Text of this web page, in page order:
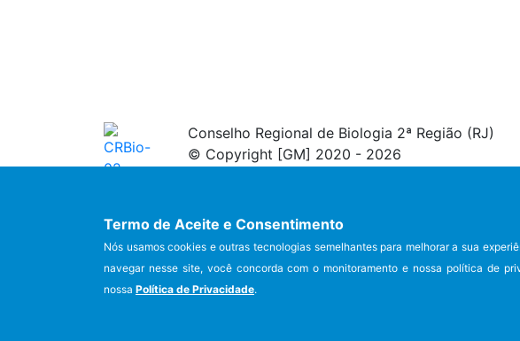
Conselho Regional de Biologia 2ª Região (RJ)
© Copyright [GM] 2020 - 2026
Termo de Aceite e Consentimento
Nós usamos cookies e outras tecnologias semelhantes para melhorar a sua
navegar nesse site, você concorda com o monitoramento e nossa política de
nossa Política de Privacidade.